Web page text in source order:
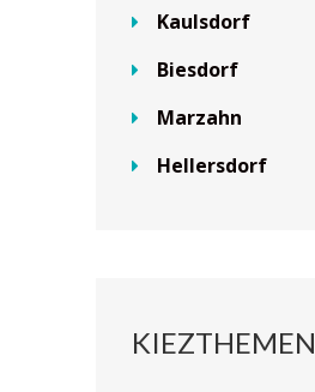
Kaulsdorf
Biesdorf
Marzahn
Hellersdorf
KIEZTHEMEN